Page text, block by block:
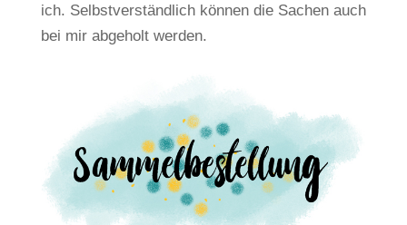
ich. Selbstverständlich können die Sachen auch
bei mir abgeholt werden.